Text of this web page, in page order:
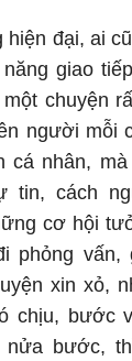
đại, ai
giao
chuyện
người mỗi
cá nhân,
tin, cách
cơ hội
phỏng vấn,
xin xỏ,
chịu, bước
bước,